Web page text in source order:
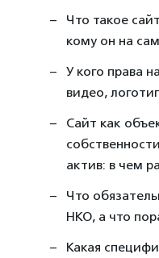
Что такое
кому он на
У кого права
видео,
Сайт как
актив: в чем
Что
НКО, а что
Какая